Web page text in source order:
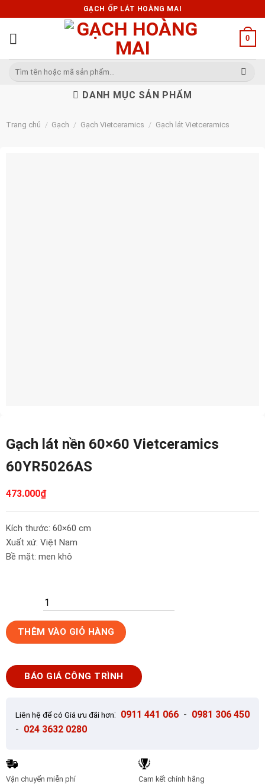
to
content
GẠCH ỐP LÁT HOÀNG MAI
0
Tìm
DANH MỤC SẢN PHẨM
Trang chủ / Gạch / Gạch Vietceramics / Gạch lát Vietceramics
Gạch lát nền 60×60 Vietceramics
60YR5026AS
473.000₫
Kích thước: 60×60 cm
Xuất xứ: Việt Nam
Bề mặt: men khô
Gạch
lát
60x60
Vietceramics
THÊM VÀO GIỎ HÀNG
BÁO GIÁ CÔNG TRÌNH
Liên hệ để có Giá ưu đãi hơn: 0911 441 066 - 0981 306 450
- 024 3632 0280
Vận chuyển miễn phí Cam kết chính hãng